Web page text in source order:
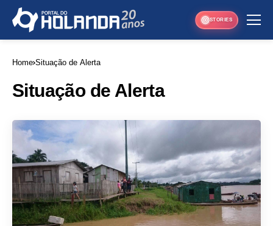
STORIES
Home Situação de Alerta
Situação de Alerta